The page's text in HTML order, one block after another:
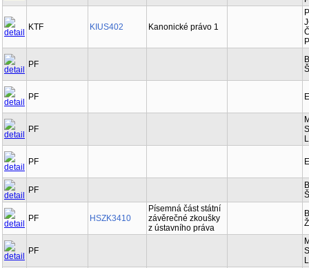
KTF KIUS402 Kanonické právo 1
PF
PF
PF
PF
PF
PF HSZK3410
Písemná část státní
závěrečné zkoušky
z ústavního práva
PF